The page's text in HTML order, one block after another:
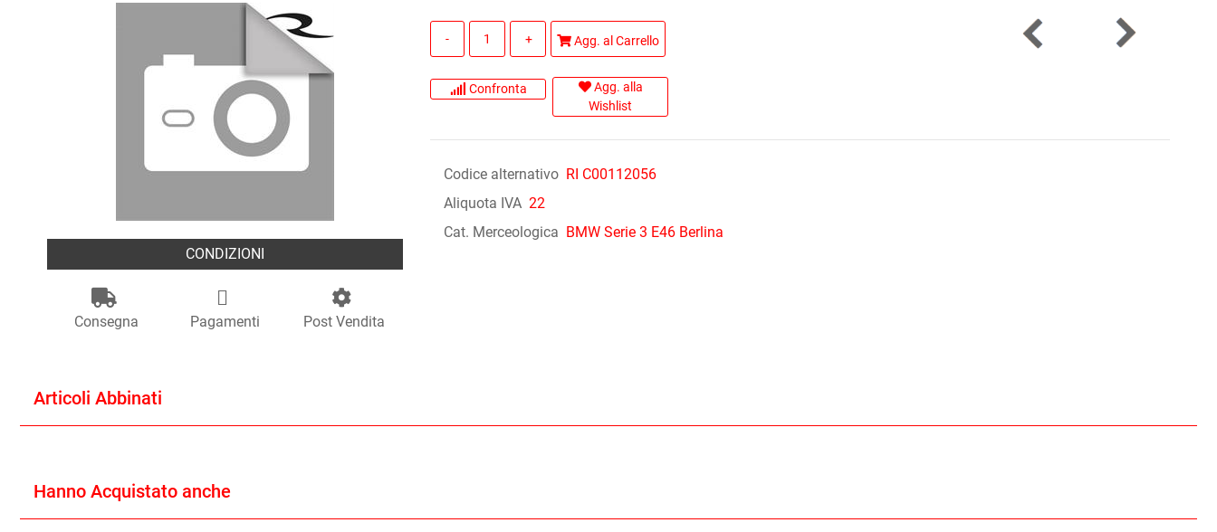
CONDIZIONI
Consegna Pagamenti Post Vendita
Quantità
Agg. al Carrello
Confronta
Agg. alla
Wishlist
Codice alternativo RI C00112056
Aliquota IVA 22
Cat. Merceologica BMW Serie 3 E46 Berlina
Articoli Abbinati
Hanno Acquistato anche